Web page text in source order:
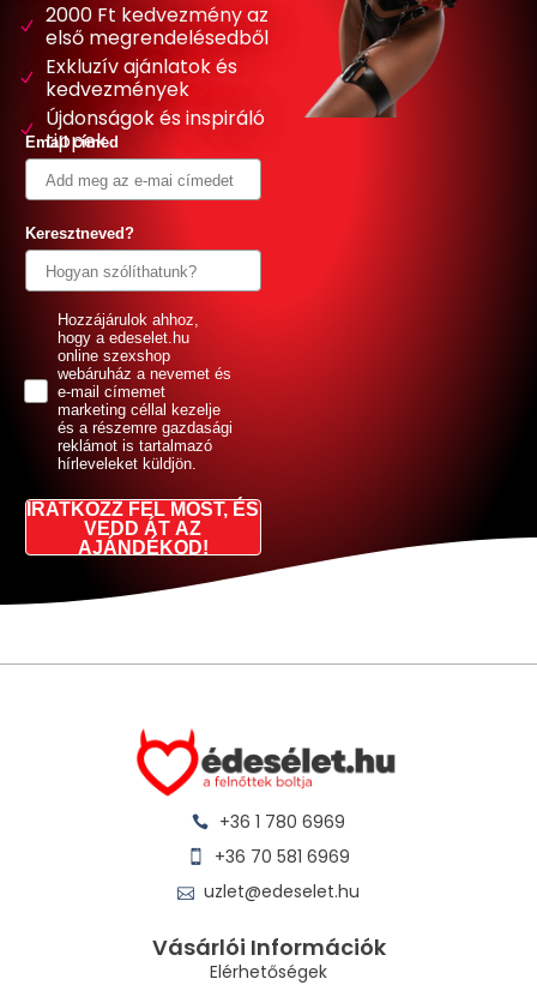
2000 Ft kedvezmény az
első megrendelésedből
Exkluzív ajánlatok és
kedvezmények
Újdonságok és inspiráló
tippek
Email címed
Keresztneved?
GDPRHozzájárulok ahhoz,
hogy a edeselet.hu
online szexshop
webáruház a nevemet és
e-mail címemet
marketing céllal kezelje
és a részemre gazdasági
reklámot is tartalmazó
hírleveleket küldjön.
IRATKOZZ FEL MOST, ÉS
VEDD ÁT AZ
AJÁNDÉKOD!
+36 1 780 6969
+36 70 581 6969
uzlet@edeselet.hu
Vásárlói Információk
Elérhetőségek